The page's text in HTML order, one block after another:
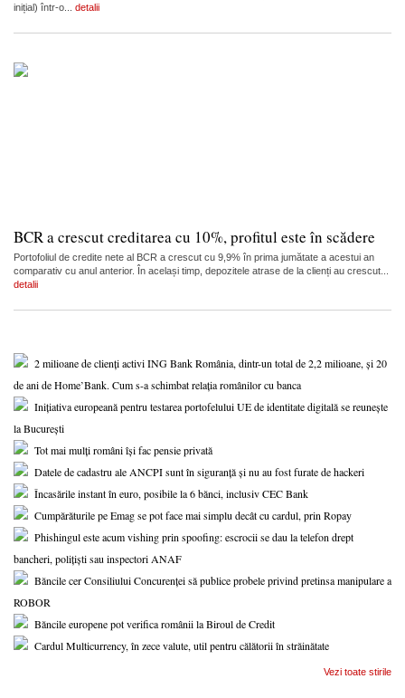
inițial) într-o... detalii
BCR a crescut creditarea cu 10%, profitul este în scădere
Portofoliul de credite nete al BCR a crescut cu 9,9% în prima jumătate a acestui an
comparativ cu anul anterior. În același timp, depozitele atrase de la clienți au crescut...
detalii
2 milioane de clienți activi ING Bank România, dintr-un total de 2,2 milioane, și 20
de ani de Home’Bank. Cum s-a schimbat relația românilor cu banca
Inițiativa europeană pentru testarea portofelului UE de identitate digitală se reunește
la București
Tot mai mulți români își fac pensie privată
Datele de cadastru ale ANCPI sunt în siguranță și nu au fost furate de hackeri
Încasările instant în euro, posibile la 6 bănci, inclusiv CEC Bank
Cumpărăturile pe Emag se pot face mai simplu decât cu cardul, prin Ropay
Phishingul este acum vishing prin spoofing: escrocii se dau la telefon drept
bancheri, polițiști sau inspectori ANAF
Băncile cer Consiliului Concurenței să publice probele privind pretinsa manipulare a
ROBOR
Băncile europene pot verifica românii la Biroul de Credit
Cardul Multicurrency, în zece valute, util pentru călătorii în străinătate
Vezi toate stirile